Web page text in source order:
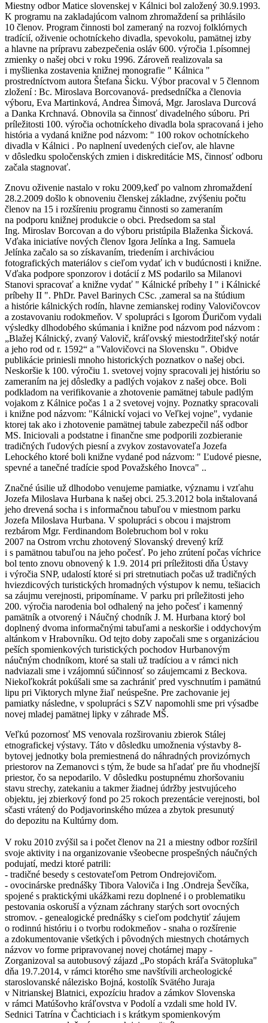
Miestny odbor Matice slovenskej v Kálnici bol založený 30.9.1993.
K programu na zakladajúcom valnom zhromaždení sa prihlásilo
10 členov. Program činnosti bol zameraný na rozvoj folklórnych
tradícií, oživenie ochotníckeho divadla, spevokolu, pamätnej izby
a hlavne na prípravu zabezpečenia osláv 600. výročia 1.písomnej
zmienky o našej obci v roku 1996. Zároveň realizovala sa
i myšlienka zostavenia knižnej monografie " Kálnica "
prostredníctvom autora Štefana Šicku. Výbor pracoval v 5 člennom
zložení : Bc. Miroslava Borcovanová- predsedníčka a členovia
výboru, Eva Martinková, Andrea Šimová, Mgr. Jaroslava Durcová
a Danka Krchnavá. Obnovila sa činnosť divadelného súboru. Pri
príležitosti 100. výročia ochotníckeho divadla bola spracovaná i jeho
história a vydaná knižne pod názvom: " 100 rokov ochotníckeho
divadla v Kálnici . Po naplnení uvedených cieľov, ale hlavne
v dôsledku spoločenských zmien i diskreditácie MS, činnosť odboru
začala stagnovať.
Znovu oživenie nastalo v roku 2009,keď po valnom zhromaždení
28.2.2009 došlo k obnoveniu členskej základne, zvýšeniu počtu
členov na 15 i rozšíreniu programu činnosti so zameraním
na podporu knižnej produkcie o obci. Predsedom sa stal
Ing. Miroslav Borcovan a do výboru pristúpila Blaženka Šicková.
Vďaka iniciatíve nových členov Igora Jelínka a Ing. Samuela
Jelínka začalo sa so získavaním, triedením i archiváciou
fotografických materiálov s cieľom vydať ich v budúcnosti i knižne.
Vďaka podpore sponzorov i dotácií z MS podarilo sa Milanovi
Stanovi spracovať a knižne vydať " Kálnické príbehy I " i Kálnické
príbehy II ". PhDr. Pavel Barinych CSc. ,zameral sa na štúdium
a histórie kálnických rodín, hlavne zemianskej rodiny Valovičovcov
a zostavovaniu rodokmeňov. V spolupráci s Igorom Ďuričom vydali
výsledky dlhodobého skúmania i knižne pod názvom pod názvom :
„Blažej Kálnický, zvaný Valovič, kráľovský miestodržiteľský notár
a jeho rod od r. 1592“ a "Valovičovci na Slovensku ". Obidve
publikácie priniesli mnoho historických poznatkov o našej obci.
Neskoršie k 100. výročiu 1. svetovej vojny spracovali jej históriu so
zameraním na jej dôsledky a padlých vojakov z našej obce. Boli
podkladom na verifikovanie a zhotovenie pamätnej tabule padlým
vojakom z Kálnice počas 1 a 2 svetovej vojny. Poznatky spracovali
i knižne pod názvom: "Kálnickí vojaci vo Veľkej vojne", vydanie
ktorej tak ako i zhotovenie pamätnej tabule zabezpečil náš odbor
MS. Iniciovali a podstatne i finančne sme podporili zozbieranie
tradičných ľudových piesní a zvykov zostavovateľa Jozefa
Lehockého ktoré boli knižne vydané pod názvom: " Ľudové piesne,
spevné a tanečné tradície spod Považského Inovca" ..
Značné úsilie už dlhodobo venujeme pamiatke, významu i vzťahu
Jozefa Miloslava Hurbana k našej obci. 25.3.2012 bola inštalovaná
jeho drevená socha i s informačnou tabuľou v miestnom parku
Jozefa Miloslava Hurbana. V spolupráci s obcou i majstrom
rezbárom Mgr. Ferdinandom Bolebruchom bol v roku
2007 na Ostrom vrchu zhotovený Slovanský drevený kríž
i s pamätnou tabuľou na jeho počesť. Po jeho zrútení počas víchrice
bol tento znovu obnovený k 1.9. 2014 pri príležitosti dňa Ústavy
i výročia SNP, udalostí ktoré si pri stretnutiach počas už tradičných
hviezdicových turistických hromadných výstupov k nemu, tešiacich
sa záujmu verejnosti, pripomíname. V parku pri príležitosti jeho
200. výročia narodenia bol odhalený na jeho počesť i kamenný
pamätník a otvorený i Náučný chodník J. M. Hurbana ktorý bol
doplnený dvoma informačnými tabuľami a neskoršie i oddychovým
altánkom v Hrabovníku. Od tejto doby započali sme s organizáciou
peších spomienkových turistických pochodov Hurbanovým
náučným chodníkom, ktoré sa stali už tradíciou a v rámci nich
nadviazali sme i vzájomnú súčinnosť so záujemcami z Beckova.
Niekoľkokrát pokúšali sme sa zachrániť pred vyschnutím i pamätnú
lipu pri Viktorych mlyne žiaľ neúspešne. Pre zachovanie jej
pamiatky následne, v spolupráci s SZV napomohli sme pri výsadbe
novej mladej pamätnej lipky v záhrade MŠ.
Veľkú pozornosť MS venovala rozširovaniu zbierok Stálej
etnografickej výstavy. Táto v dôsledku umožnenia výstavby 8-
bytovej jednotky bola premiestnená do náhradných provizórnych
priestorov na Zemanovci s tým, že bude sa hľadať pre ňu vhodnejší
priestor, čo sa nepodarilo. V dôsledku postupnému zhoršovaniu
stavu strechy, zatekaniu a takmer žiadnej údržby jestvujúceho
objektu, jej zbierkový fond po 25 rokoch prezentácie verejnosti, bol
sčasti vrátený do Podjavorinského múzea a zbytok presunutý
do depozitu na Kultúrny dom.
V roku 2010 zvýšil sa i počet členov na 21 a miestny odbor rozšíril
svoje aktivity i na organizovanie všeobecne prospešných náučných
podujatí, medzi ktoré patrili:
- tradičné besedy s cestovateľom Petrom Ondrejovičom.
- ovocinárske prednášky Tibora Valoviča i Ing .Ondreja Ševčíka,
spojené s praktickými ukážkami rezu doplnené i o problematiku
pestovania oskoruší a význam záchrany starých sort ovocných
stromov. - genealogické prednášky s cieľom podchytiť záujem
o rodinnú históriu i o tvorbu rodokmeňov - snaha o rozšírenie
a zdokumentovanie všetkých i pôvodných miestnych chotárnych
názvov vo forme pripravovanej novej chotárnej mapy -
Zorganizoval sa autobusový zájazd „Po stopách kráľa Svätopluka"
dňa 19.7.2014, v rámci ktorého sme navštívili archeologické
staroslovanské nálezisko Bojná, kostolík Svätého Juraja
v Nitrianskej Blatnici, expozíciu hradov a zámkov Slovenska
v rámci Matúšovho kráľovstva v Podolí a vzdali sme hold IV.
Sednici Tatrína v Čachticiach i s krátkym spomienkovým